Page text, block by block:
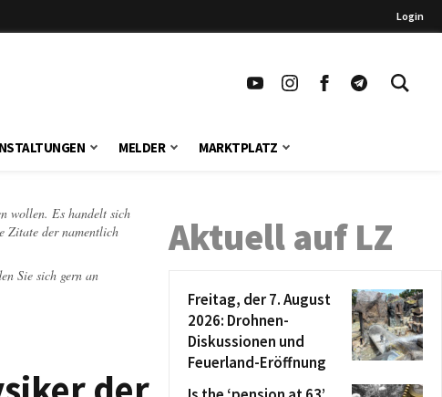
Login
MELDER MARKTPLATZ
wollen. Es handelt sich
Zitate der namentlich
Sie sich gern an
Aktuell auf LZ
Freitag, der 7. August
2026: Drohnen-
Diskussionen und
Feuerland-Eröffnung